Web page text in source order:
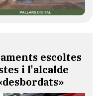
escoltes
i l'alcalde